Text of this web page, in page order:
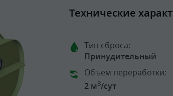
Технические
Тип сброса:
Принудительный
Объем переработки:
2 м3/сут